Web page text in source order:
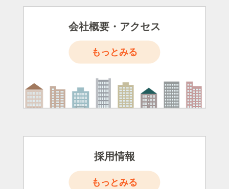
会社概要・アクセス
もっとみる
採用情報
もっとみる